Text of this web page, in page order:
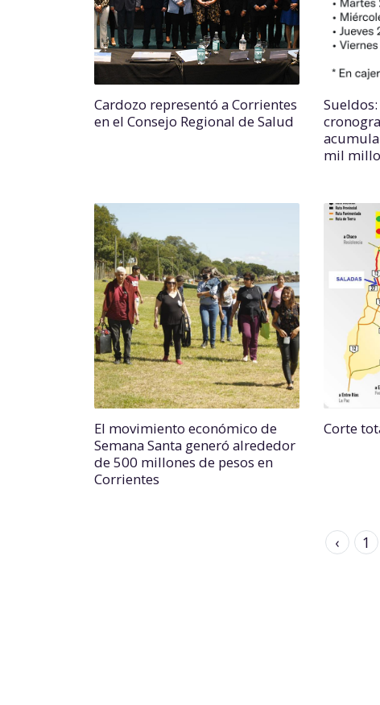
Cardozo representó a Corrientes
en el Consejo Regional de Salud
mil
El movimiento económico de
Semana Santa generó alrededor
de 500 millones de pesos en
Corrientes
Corte
‹ 1